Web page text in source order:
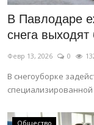
В Павлодаре
снега выходят
Февр 13, 2026 0
В снегоуборке
специализированной
Общество